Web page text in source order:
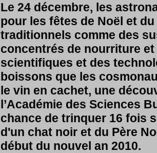
Le 24 décembre, les
pour les fêtes de Noël et
traditionnels comme des
concentrés de nourriture
scientifiques et des
boissons que les
le vin en cachet, une
l’Académie des Sciences
chance de trinquer 16 fois
d'un chat noir et du Père
début du nouvel an 2010.